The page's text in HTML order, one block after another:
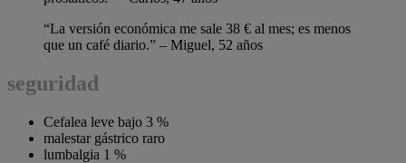
“La versión económica me sale 38 € al mes; es menos
que un café diario.” – Miguel, 52 años
seguridad
Cefalea leve bajo 3 %
malestar gástrico raro
lumbalgia 1 %